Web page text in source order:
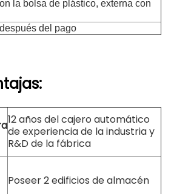
la bolsa de plástico, externa con
del pago
12 años del cajero automático
de experiencia de la industria y
R&D de la fábrica
Poseer 2 edificios de almacén